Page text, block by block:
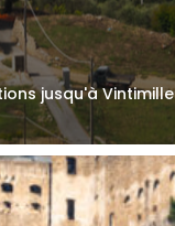
jusqu'à Vintimille